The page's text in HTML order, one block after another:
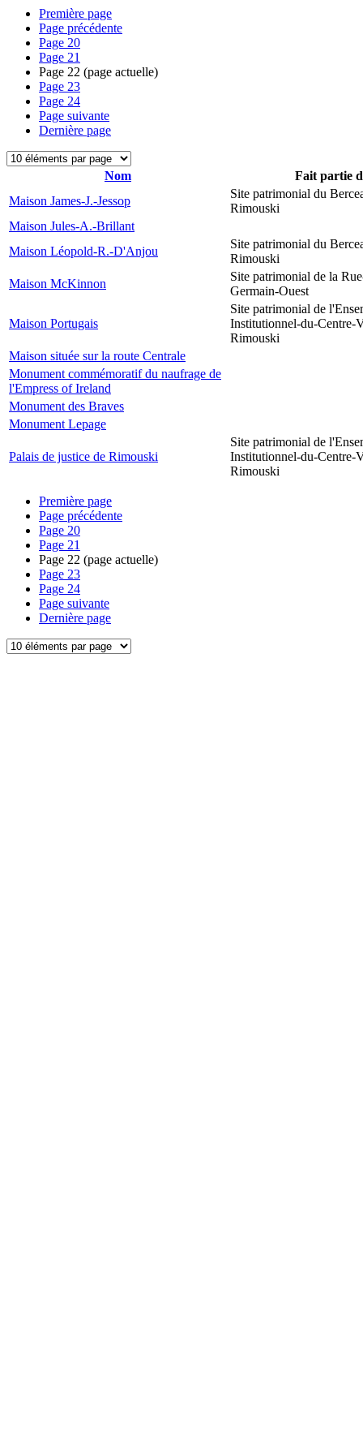
Première page
Page précédente
Page 20
Page 21
Page 22 (page actuelle)
Page 23
Page 24
Page suivante
Dernière page
Nom
Fait partie
Maison James-J.-Jessop
Site patrimonial du
Rimouski
Maison Jules-A.-Brillant
Maison Léopold-R.-D'Anjou
Site patrimonial du
Rimouski
Maison McKinnon
Site patrimonial de la
Germain-Ouest
Maison Portugais
Site patrimonial de
Institutionnel-du-Centre-
Rimouski
Maison située sur la route Centrale
Monument commémoratif du naufrage de
l'Empress of Ireland
Monument des Braves
Monument Lepage
Palais de justice de Rimouski
Site patrimonial de
Institutionnel-du-Centre-
Rimouski
Première page
Page précédente
Page 20
Page 21
Page 22 (page actuelle)
Page 23
Page 24
Page suivante
Dernière page